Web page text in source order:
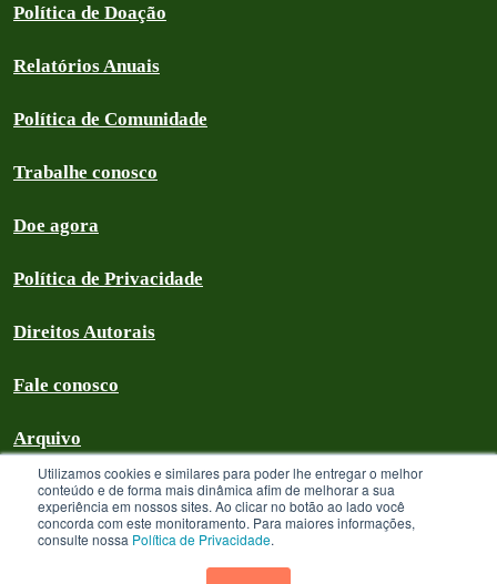
Utilizamos cookies e similares para poder lhe entregar o melhor
conteúdo e de forma mais dinâmica afim de melhorar a sua
experiência em nossos sites. Ao clicar no botão ao lado você
concorda com este monitoramento. Para maiores informações,
consulte nossa Política de Privacidade.
Política de Doação
Relatórios Anuais
Política de Comunidade
Trabalhe conosco
Doe agora
Política de Privacidade
Direitos Autorais
Fale conosco
Arquivo
Greenpeace Brasil 2026
sem fins lucrativos que goza de isenção com relação aos tributos federais